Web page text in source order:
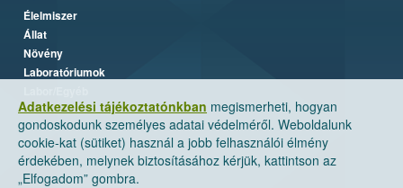
Adatkezelési tájékoztatónkban megismerheti, hogyan
gondoskodunk személyes adatai védelméről. Weboldalunk
cookie-kat (sütiket) használ a jobb felhasználói élmény
érdekében, melynek biztosításához kérjük, kattintson az
„Elfogadom” gombra.
Élelmiszer
Állat
Növény
Laboratóriumok